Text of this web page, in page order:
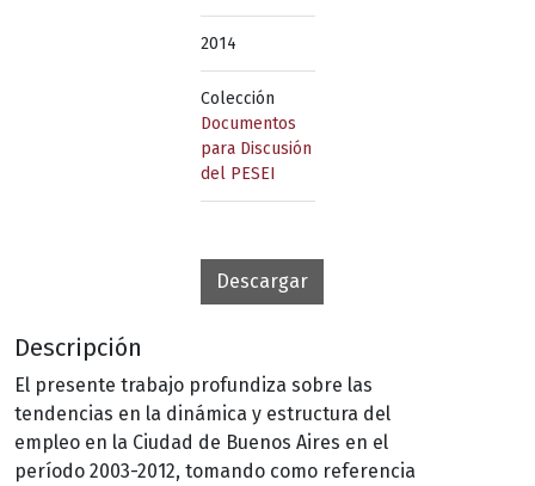
2014
Colección
Documentos
para Discusión
del PESEI
Descargar
Descripción
El presente trabajo profundiza sobre las
tendencias en la dinámica y estructura del
empleo en la Ciudad de Buenos Aires en el
período 2003-2012, tomando como referencia